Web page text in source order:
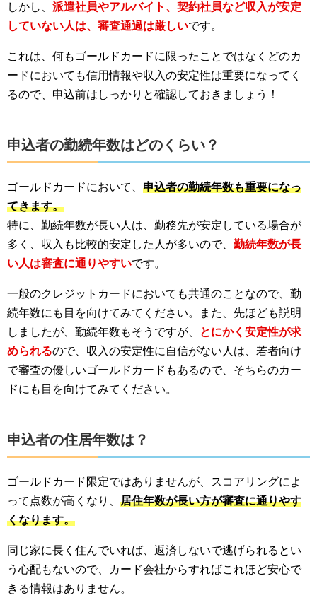
しかし、 派遣社員やアルバイト、契約社員など収入が安定
していない人は、審査通過は厳しいです。
これは、何もゴールドカードに限ったことではなくどのカ
ードにおいても信用情報や収入の安定性は重要になってく
るので、申込前はしっかりと確認しておきましょう！
申込者の勤続年数はどのくらい？
ゴールドカードにおいて、 申込者の勤続年数も重要になっ
てきます。
特に、勤続年数が長い人は、勤務先が安定している場合が
多く、収入も比較的安定した人が多いので、 勤続年数が長
い人は審査に通りやすいです。
一般のクレジットカードにおいても共通のことなので、勤
続年数にも目を向けてみてください。また、先ほども説明
しましたが、勤続年数もそうですが、
とにかく安定性が求
められるので、収入の安定性に自信がない人は、若者向け
で審査の優しいゴールドカードもあるので、そちらのカー
ドにも目を向けてみてください。
申込者の住居年数は？
ゴールドカード限定ではありませんが、スコアリングによ
って点数が高くなり、 居住年数が長い方が審査に通りやす
くなります。
同じ家に長く住んでいれば、返済しないで逃げられるとい
う心配もないので、カード会社からすればこれほど安心で
きる情報はありません。